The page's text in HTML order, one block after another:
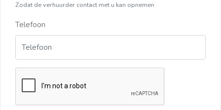
Zodat de verhuurder contact met u kan opnemen
Telefoon